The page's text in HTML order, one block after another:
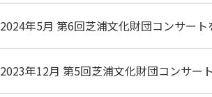
2024年5月 第6回芝浦文化財団コンサート
2023年12月 第5回芝浦文化財団コンサー